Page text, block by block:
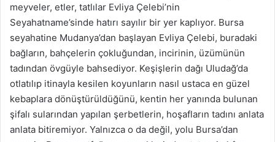
meyveler, etler, tatlılar Evliya Çelebi’nin
Seyahatname’sinde hatırı sayılır bir yer kaplıyor. Bursa
seyahatine Mudanya’dan başlayan Evliya Çelebi, buradaki
bağların, bahçelerin çokluğundan, incirinin, üzümünün
tadından övgüyle bahsediyor. Keşişlerin dağı Uludağ’da
otlatılıp itinayla kesilen koyunların nasıl ustaca en güzel
kebaplara dönüştürüldüğünü, kentin her yanında bulunan
şifalı sularından yapılan şerbetlerin, hoşafların tadını anlata
anlata bitiremiyor. Yalnızca o da değil, yolu Bursa’dan